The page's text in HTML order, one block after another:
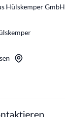
Hülskemper GmbH